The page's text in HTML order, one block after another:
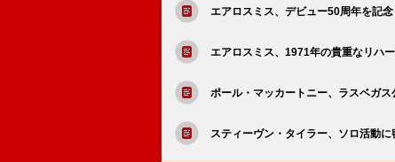
エアロスミス、デビュー50周年を記
エアロスミス、1971年の貴重なリハ
ポール・マッカートニー、ラスベガ
スティーヴン・タイラー、ソロ活動